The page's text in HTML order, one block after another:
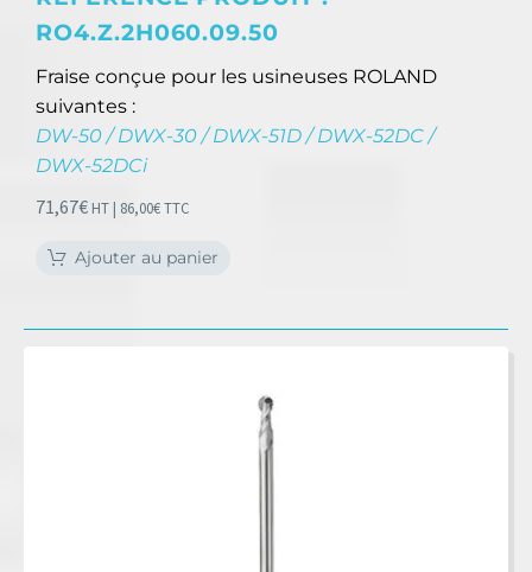
RO4.Z.2H060.09.50
Fraise conçue pour les usineuses ROLAND
suivantes :
DW-50 / DWX-30 / DWX-51D / DWX-52DC /
DWX-52DCi
71,67€ HT | 86,00€TTC
Ajouter au panier